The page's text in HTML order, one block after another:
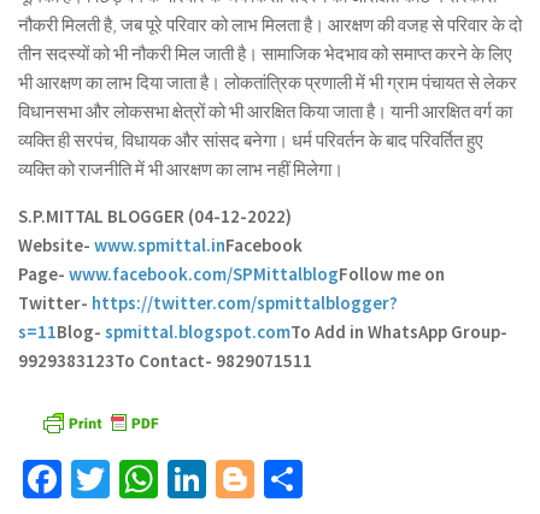
नौकरी मिलती है, जब पूरे परिवार को लाभ मिलता है। आरक्षण की वजह से परिवार के दो
तीन सदस्यों को भी नौकरी मिल जाती है। सामाजिक भेदभाव को समाप्त करने के लिए
भी आरक्षण का लाभ दिया जाता है। लोकतांत्रिक प्रणाली में भी ग्राम पंचायत से लेकर
विधानसभा और लोकसभा क्षेत्रों को भी आरक्षित किया जाता है। यानी आरक्षित वर्ग का
व्यक्ति ही सरपंच, विधायक और सांसद बनेगा। धर्म परिवर्तन के बाद परिवर्तित हुए
व्यक्ति को राजनीति में भी आरक्षण का लाभ नहीं मिलेगा।
S.P.MITTAL BLOGGER (04-12-2022)
Website- www.spmittal.inFacebook
Page- www.facebook.com/SPMittalblogFollow me on
Twitter- https://twitter.com/spmittalblogger?
s=11Blog- spmittal.blogspot.comTo Add in WhatsApp Group-
9929383123To Contact- 9829071511
Facebook
TwitterWhatsApp
LinkedIn
Blogger